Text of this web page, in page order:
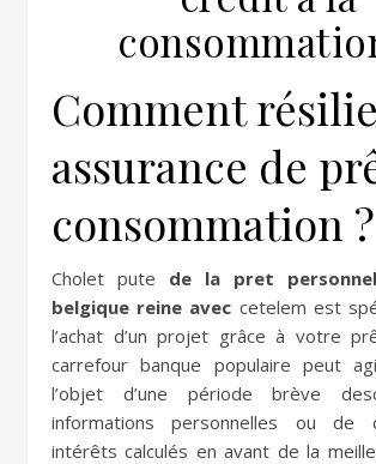
Comment
assurance de
consommation ?
Cholet pute de la pret
belgique reine avec cetelem est
l’achat d’un projet grâce à votre
carrefour banque populaire peut
l’objet d’une période brève
informations personnelles ou de
intérêts calculés en avant de la